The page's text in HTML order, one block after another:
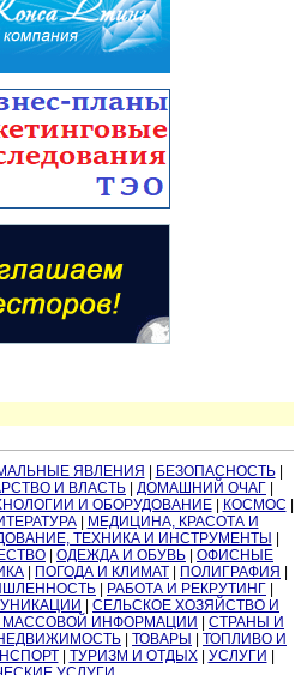
ЯВЛЕНИЯ БЕЗОПАСНОСТЬ|
И ВЛАСТЬ ДОМАШНИЙ ОЧАГ
И ОБОРУДОВАНИЕ| КОСМОС
|
МЕДИЦИНА, КРАСОТА И
ТЕХНИКА И ИНСТРУМЕНТЫ
ОДЕЖДА И ОБУВЬ
ОФИСНЫЕ
ПОГОДА И КЛИМАТ ПОЛИГРАФИЯ
РАБОТА И РЕКРУТИНГ
СЕЛЬСКОЕ ХОЗЯЙСТВО И
МАССОВОЙ ИНФОРМАЦИИ
СТРАНЫ И
ТОВАРЫ
ТОПЛИВО И
| ТУРИЗМ И ОТДЫХ| УСЛУГИ